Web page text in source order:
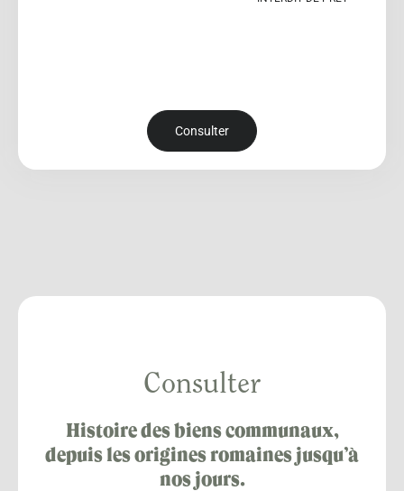
Consulter
Consulter
Histoire des biens communaux,
depuis les origines romaines jusqu’à
nos jours.